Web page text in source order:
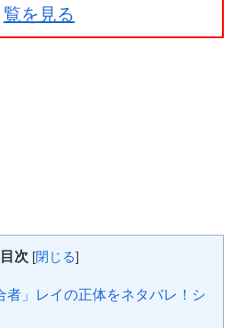
覧を見る
目次 [閉じる]
者」レイの正体をネタバレ！シ